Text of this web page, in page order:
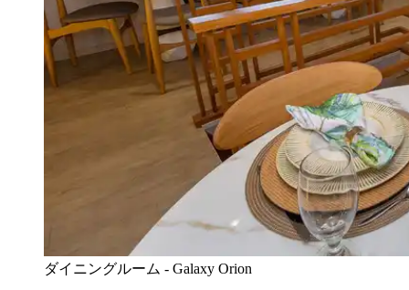
ダイニングルーム - Galaxy Orion